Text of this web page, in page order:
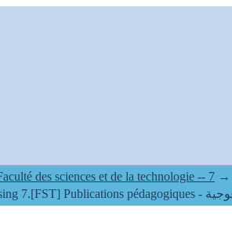
→ 7.[FST] Publications pédagogiques - المطبوعات